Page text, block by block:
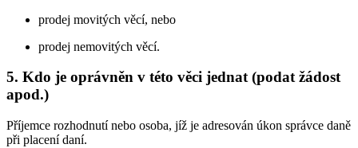
prodej movitých věcí, nebo
prodej nemovitých věcí.
5. Kdo je oprávněn v této věci jednat (podat žádost
apod.)
Příjemce rozhodnutí nebo osoba, jíž je adresován úkon správce daně
při placení daní.